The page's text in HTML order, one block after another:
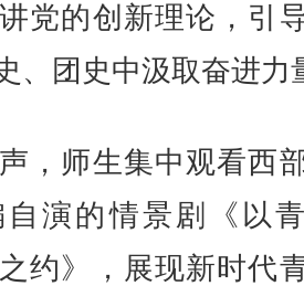
党的创新理论，引
、团史中汲取奋进力
师生集中观看西
演的情景剧《以
约》，展现新时代